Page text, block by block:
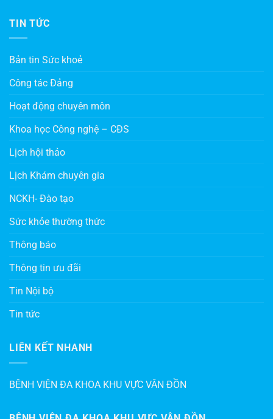
TIN TỨC
Bản tin Sức khoẻ
Công tác Đảng
Hoạt động chuyên môn
Khoa học Công nghệ – CĐS
Lịch hội thảo
Lịch Khám chuyên gia
NCKH- Đào tạo
Sức khỏe thường thức
Thông báo
Thông tin ưu đãi
Tin Nội bộ
Tin tức
LIÊN KẾT NHANH
BỆNH VIỆN ĐA KHOA KHU VỰC VÂN ĐỒN